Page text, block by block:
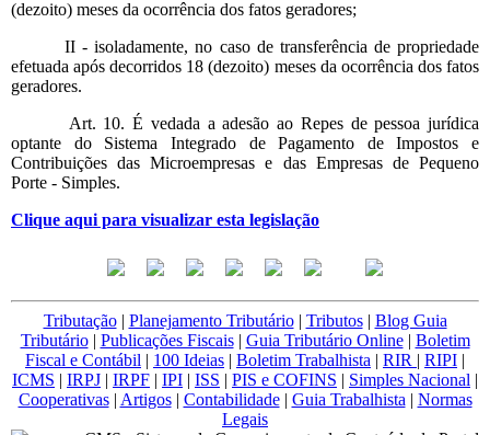
(dezoito) meses da ocorrência dos fatos geradores;
II - isoladamente, no caso de transferência de propriedade
efetuada após decorridos 18 (dezoito) meses da ocorrência dos fatos
geradores.
Art. 10. É vedada a adesão ao Repes de pessoa jurídica
optante do Sistema Integrado de Pagamento de Impostos e
Contribuições das Microempresas e das Empresas de Pequeno
Porte - Simples.
Clique aqui para visualizar esta legislação
Tributação| Planejamento Tributário| Tributos| Blog Guia
Tributário| Publicações Fiscais| Guia Tributário Online| Boletim
Fiscal e Contábil | 100 Ideias | Boletim Trabalhista | RIR | RIPI |
ICMS | IRPJ | IRPF | IPI | ISS | PIS e COFINS | Simples Nacional |
Cooperativas| Artigos| Contabilidade| Guia Trabalhista | Normas
Legais